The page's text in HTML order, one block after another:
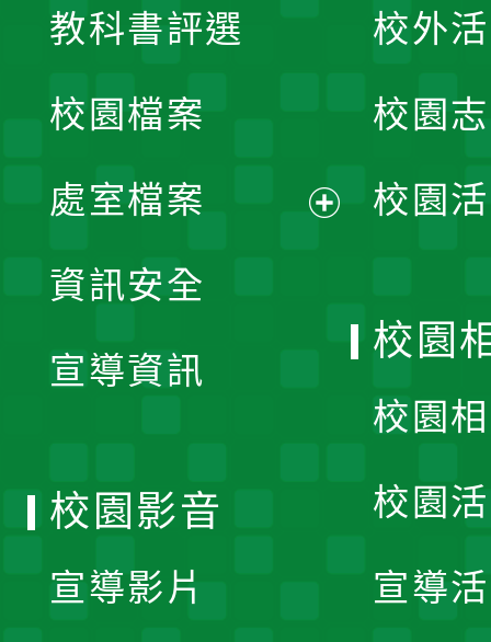
單
教科書評選
校園檔案
處室檔案
資訊安全
宣導資訊
校外
校園
校園
校園
校園
校園
宣導
校園影音
宣導影片